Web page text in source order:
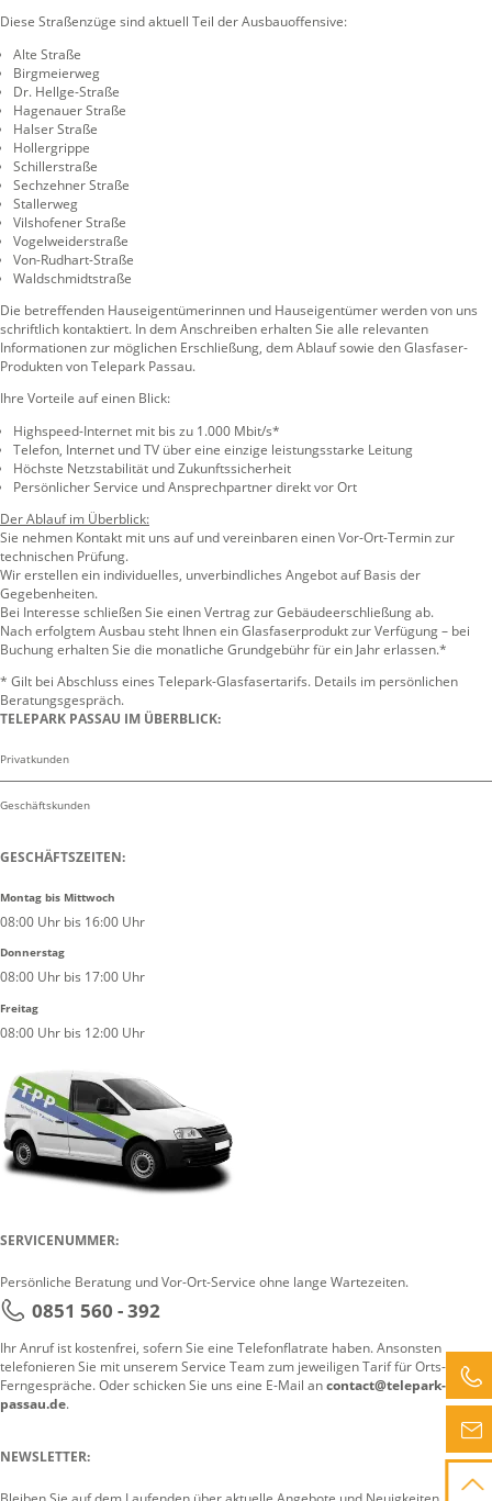
Diese Straßenzüge sind aktuell Teil der Ausbauoffensive:
Alte Straße
Birgmeierweg
Dr. Hellge-Straße
Hagenauer Straße
Halser Straße
Hollergrippe
Schillerstraße
Sechzehner Straße
Stallerweg
Vilshofener Straße
Vogelweiderstraße
Von-Rudhart-Straße
Waldschmidtstraße
Die betreffenden Hauseigentümerinnen und Hauseigentümer werden von uns
schriftlich kontaktiert. In dem Anschreiben erhalten Sie alle relevanten
Informationen zur möglichen Erschließung, dem Ablauf sowie den Glasfaser-
Produkten von Telepark Passau.
Ihre Vorteile auf einen Blick:
Highspeed-Internet mit bis zu 1.000 Mbit/s*
Telefon, Internet und TV über eine einzige leistungsstarke Leitung
Höchste Netzstabilität und Zukunftssicherheit
Persönlicher Service und Ansprechpartner direkt vor Ort
Der Ablauf im Überblick:
Sie nehmen Kontakt mit uns auf und vereinbaren einen Vor-Ort-Termin zur
technischen Prüfung.
Wir erstellen ein individuelles, unverbindliches Angebot auf Basis der
Gegebenheiten.
Bei Interesse schließen Sie einen Vertrag zur Gebäudeerschließung ab.
Nach erfolgtem Ausbau steht Ihnen ein Glasfaserprodukt zur Verfügung – bei
Buchung erhalten Sie die monatliche Grundgebühr für ein Jahr erlassen.*
* Gilt bei Abschluss eines Telepark-Glasfasertarifs. Details im persönlichen
Beratungsgespräch.
TELEPARK PASSAU IM ÜBERBLICK:
Privatkunden
Geschäftskunden
GESCHÄFTSZEITEN:
Montag bis Mittwoch
08:00 Uhr bis 16:00 Uhr
Donnerstag
08:00 Uhr bis 17:00 Uhr
Freitag
08:00 Uhr bis 12:00 Uhr
SERVICENUMMER:
Persönliche Beratung und Vor-Ort-Service ohne lange Wartezeiten.
0851 560 - 392
Ihr Anruf ist kostenfrei, sofern Sie eine Telefonflatrate haben. Ansonsten
telefonieren Sie mit unserem Service Team zum jeweiligen Tarif für Orts- oder
Ferngespräche. Oder schicken Sie uns eine E-Mail ancontact@telepark-
passau.de.
NEWSLETTER: